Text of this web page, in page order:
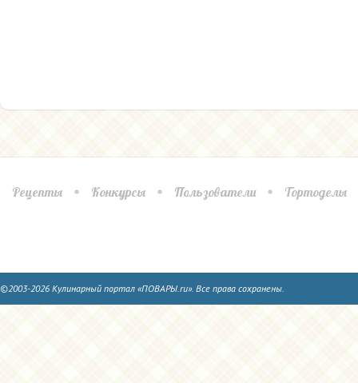
Рецепты Конкурсы Пользователи Тортоделы
©2003-2026 Кулинарный портал «ПОВАРЫ.ru». Все права сохранены.